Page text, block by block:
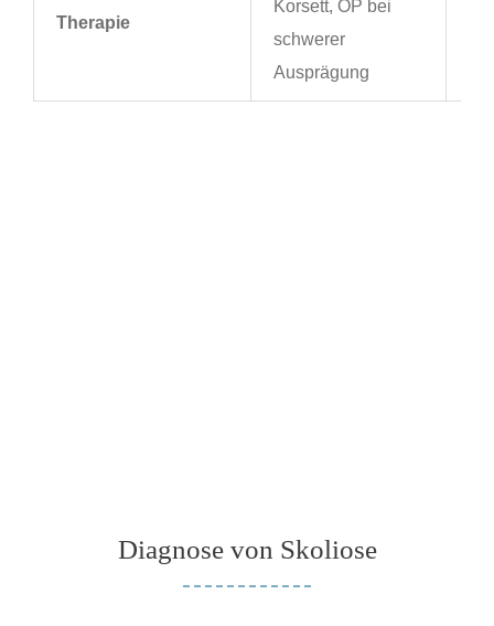
Therapie
Korsett, OP bei
schwerer
Ausprägung
Diagnose von Skoliose